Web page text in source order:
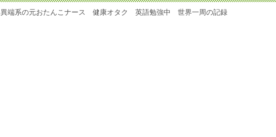
異端系の元おたんこナース 健康オタク 英語勉強中 世界一周の記録